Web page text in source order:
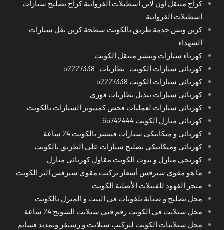
كراج متنقل اون لاين اسطبلات الفروانية كراج تصليح سيارات
اسطبلات الفروانية
كرين ونش خدمة طريق بالكويت سطحة كرين نقل سيارات
الشهداء
كهرباء سيارات وبنشر متنقل الكويت
كهربائي سيارات الكويت -بطاريات -52227338
كهربائي سيارات الكويت 52227338
كهربائي سيارات تبديل بطاريات فوري
كهربائي سيارات لعمليات فحص كمبيوتر السيارات بالكويت
كهربائي منازل الكويت 65742444
كهربائي و ميكانيكي سيارات فينشر بالكويت 24 ساعة
كهربائي وميكانيكي تصليح سيارات على الطريق بالكويت
كهربجي منازل و بيوت الكويت مقاول كهربائي منازل
ما هو مقوي سيرفس أسعار تركيب مقوي سيرفس البر الكويت
متجر الفهود للفنيلات الأصلية الكويت
محل تصليح و صيانة تلفونات في البيت و المنزل بالكويت
محل ستلايت في الكويت رقم فني ستلايت الشويخ 24 ساعة
محل ستلايتات الكويت لتركيب ستلايت و رسيفر وتمديد قسائم